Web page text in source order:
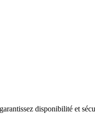
disponibilité et